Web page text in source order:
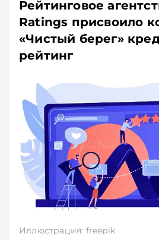
Рейтинговое
Ratings присвоило
«Чистый берег»
рейтинг
Иллюстрация: freepik